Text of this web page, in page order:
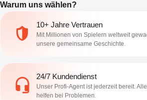
Warum uns wählen?
10+ Jahre Vertrauen
Mit Millionen von Spielern weltweit
unsere gemeinsame Geschichte.
24/7 Kundendienst
Unser Profi-Agent ist jederzeit bereit.
helfen bei Problemen.